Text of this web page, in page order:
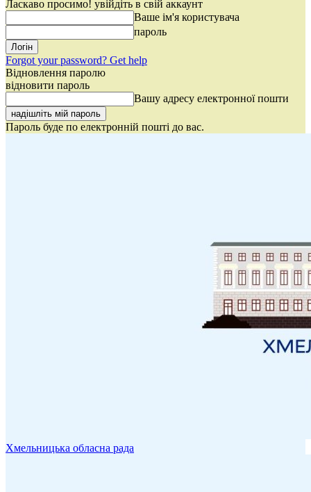
Ласкаво просимо! увійдіть в свій аккаунт
Ваше ім'я користувача
пароль
Forgot your password? Get help
Відновлення паролю
відновити пароль
Вашу адресу електронної пошти
Пароль буде по електронній пошті до вас.
Хмельницька обласна рада